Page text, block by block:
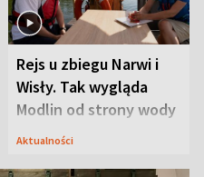
Rejs u zbiegu Narwi i
Wisły. Tak wygląda
Modlin od strony wody
Aktualności